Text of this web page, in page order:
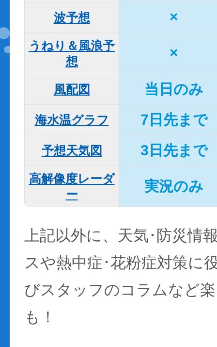
波予想 ×
うねり＆風浪予
想
×
風配図 当日のみ
海水温グラフ 7日先まで
予想天気図 3日先まで
高解像度レーダ
ー
実況のみ
上記以外に、天気･防災情
スや熱中症･花粉症対策に
びスタッフのコラムなど
も！